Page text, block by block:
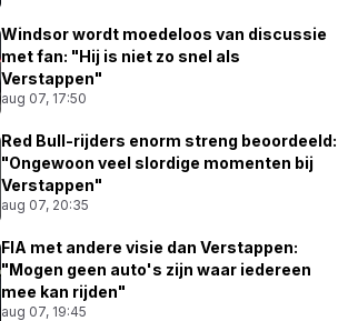
Windsor wordt moedeloos van discussie
met fan: "Hij is niet zo snel als
Verstappen"
aug 07, 17:50
Red Bull-rijders enorm streng beoordeeld:
"Ongewoon veel slordige momenten bij
Verstappen"
aug 07, 20:35
FIA met andere visie dan Verstappen:
"Mogen geen auto's zijn waar iedereen
mee kan rijden"
aug 07, 19:45